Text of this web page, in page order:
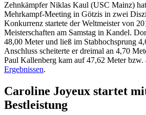
Zehnkämpfer Niklas Kaul (USC Mainz)
Mehrkampf-Meeting in Götzis in zwei
Konkurrenz startete der Weltmeister von
Meisterschaften am Samstag in Kandel.
48,00 Meter und ließ im Stabhochsprung
Anschluss scheiterte er dreimal an 4,70
Paul Kallenberg kam auf 47,62 Meter bzw.
Ergebnissen.
Caroline Joyeux startet
Bestleistung